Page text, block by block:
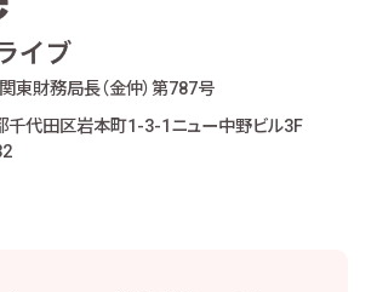
ご本人であること又はご本人の代理人で
を確認するため
対し、お取引結果、お預り残高などの報
とのお取引に関する事務を行うため
との契約や法律等に基づく権利の行使や
行のため
東財務局長（金仲）第787号
千代田区岩本町1-3-1 ニュー中野ビル3F